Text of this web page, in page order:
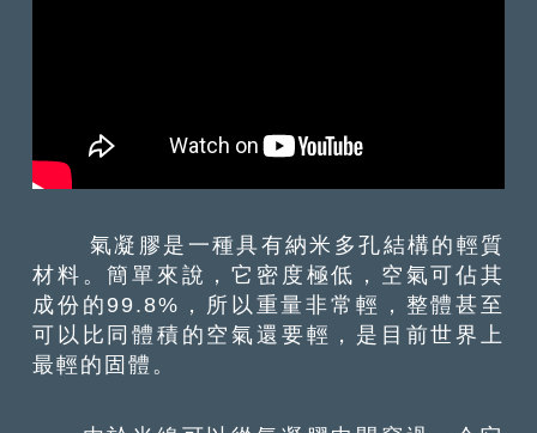
氣凝膠是一種具有納米多孔結構的輕質
材料。簡單來說，它密度極低，空氣可佔其
成份的99.8%，所以重量非常輕，整體甚至
可以比同體積的空氣還要輕，是目前世界上
最輕的固體。